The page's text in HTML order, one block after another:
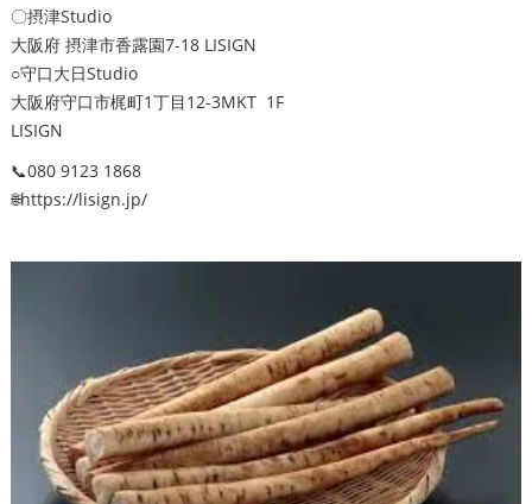
〇摂津Studio
大阪府 摂津市香露園7-18 LISIGN
○守口大日Studio
大阪府守口市梶町1丁目12-3MKT 1F
LISIGN
📞080 9123 1868
🌐https://lisign.jp/